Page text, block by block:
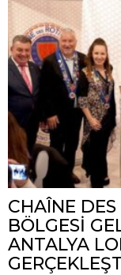
CHAÎNE
BÖLGESİ
ANTALYA